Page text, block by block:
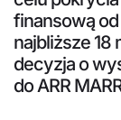
finansową
najbliższe
decyzja o
do ARR